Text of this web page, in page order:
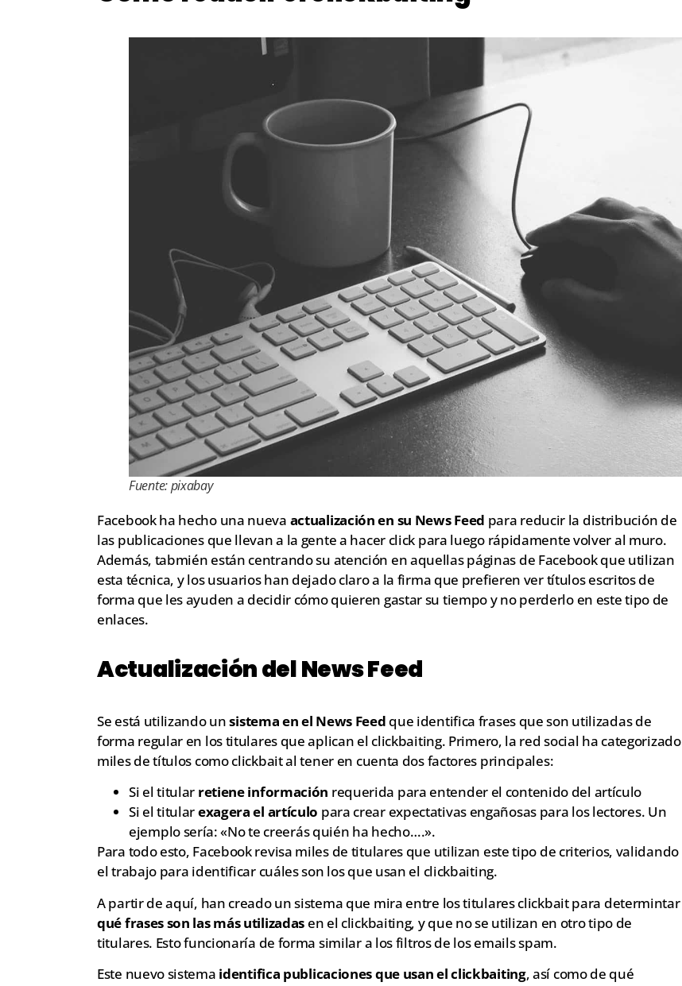
Fuente: pixabay
Facebook ha hecho una nueva actualización en su News Feed para reducir la distribución de
las publicaciones que llevan a la gente a hacer click para luego rápidamente volver al muro.
Además, tabmién están centrando su atención en aquellas páginas de Facebook que utilizan
esta técnica, y los usuarios han dejado claro a la firma que prefieren ver títulos escritos de
forma que les ayuden a decidir cómo quieren gastar su tiempo y no perderlo en este tipo de
enlaces.
Actualización del News Feed
Se está utilizando unsistema en el News Feed que identifica frases que son utilizadas de
forma regular en los titulares que aplican el clickbaiting. Primero, la red social ha categorizado
miles de títulos como clickbait al tener en cuenta dos factores principales:
Si el titular retiene información requerida para entender el contenido del artículo
Si el titularexagera el artículo para crear expectativas engañosas para los lectores. Un
ejemplo sería: «No te creerás quién ha hecho….».
Para todo esto, Facebook revisa miles de titulares que utilizan este tipo de criterios, validando
el trabajo para identificar cuáles son los que usan el clickbaiting.
A partir de aquí, han creado un sistema que mira entre los titulares clickbait para determintar
qué frases son las más utilizadas en el clickbaiting, y que no se utilizan en otro tipo de
titulares. Esto funcionaría de forma similar a los filtros de los emails spam.
Este nuevo sistema identifica publicaciones que usan el clickbaiting, así como de qué